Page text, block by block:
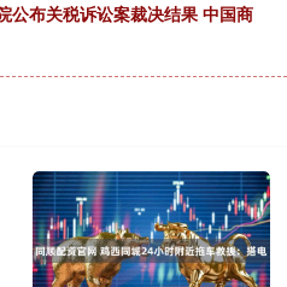
公布关税诉讼案裁决结果 中国商